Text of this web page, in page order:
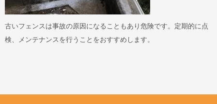
古いフェンスは事故の原因になることもあり危険です。定期的に点
検、メンテナンスを行うことをおすすめします。